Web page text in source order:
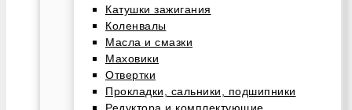
Катушки зажигания
Коленвалы
Масла и смазки
Маховики
Отвертки
Прокладки, сальники, подшипники